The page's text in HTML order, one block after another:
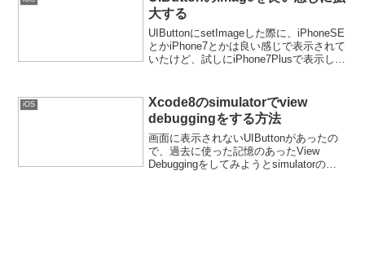
大する
UIButtonにsetImageした際に、iPhoneSE
とかiPhone7とかは良い感じで表示されて
いたけど、試しにiPhone7Plusで表示して
のコードで上手く...
iOS
Xcode8のsimulatorでview
debuggingをする方法
画面に表示されないUIButtonがあったの
で、過去に使った記憶のあったView
Debuggingをしてみようとsimulatorのメ